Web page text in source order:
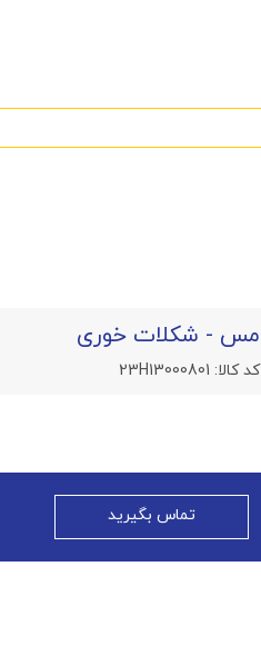
مس - شکلات خوری
کد کالا: 23H13000801
تماس بگیرید